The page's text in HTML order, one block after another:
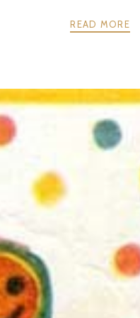
READ MORE